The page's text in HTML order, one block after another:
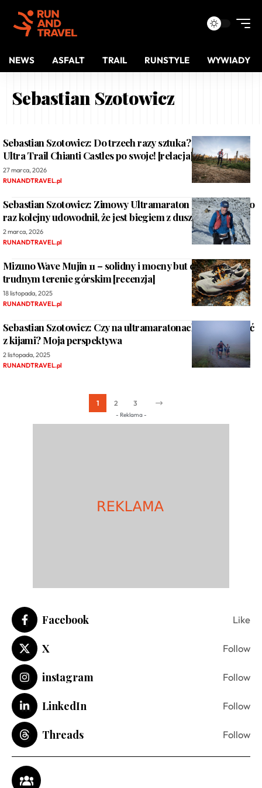
NEWS ASFALT TRAIL RUNSTYLE WYWIADY
Sebastian Szotowicz
Sebastian Szotowicz: Do trzech razy sztuka? Powrót na
Ultra Trail Chianti Castles po swoje! [relacja]
27 marca, 2026
RUNANDTRAVEL.pl
Sebastian Szotowicz: Zimowy Ultramaraton Karkonoski po
raz kolejny udowodnił, że jest biegiem z duszą [relacja]
2 marca, 2026
RUNANDTRAVEL.pl
Mizuno Wave Mujin 11 – solidny i mocny but do biegania w
trudnym terenie górskim [recenzja]
18 listopada, 2025
RUNANDTRAVEL.pl
Sebastian Szotowicz: Czy na ultramaratonach warto biegać
z kijami? Moja perspektywa
2 listopada, 2025
RUNANDTRAVEL.pl
1 2 3
- Reklama -
Facebook Like
X Follow
instagram Follow
LinkedIn Follow
Threads Follow